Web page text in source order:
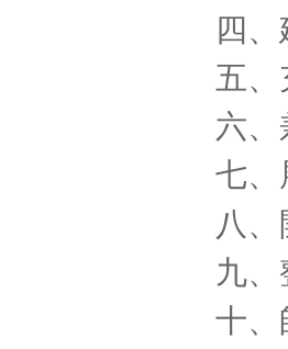
四
五、
六、
七、
八
九
十、